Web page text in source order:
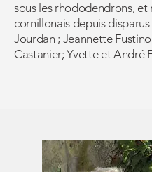
sous les rhododendrons, et
cornillonais depuis disparus
Jourdan ; Jeannette
Castanier; Yvette et André